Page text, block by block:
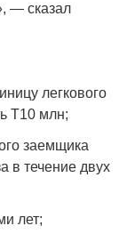
— сказал
легкового
Т10 млн;
заемщика
в течение двух
лет;